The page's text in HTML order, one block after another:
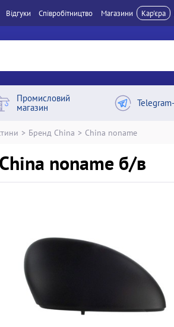
Вiдгуки Співробітництво Магазини Кар'єра
Промисловий
магазин
> Бренд China > China noname
China noname б/в